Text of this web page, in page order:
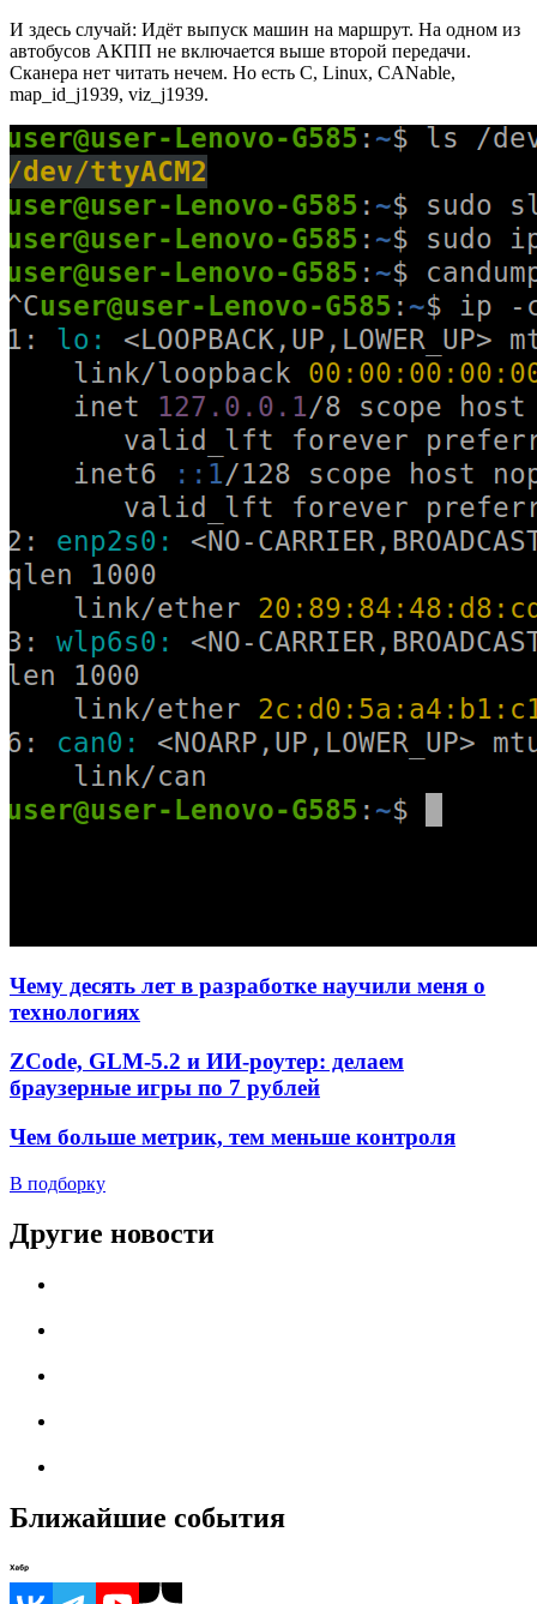
И здесь случай: Идёт выпуск машин на маршрут. На одном из
автобусов АКПП не включается выше второй передачи.
Сканера нет читать нечем. Но есть C, Linux, CANable,
map_id_j1939, viz_j1939.
Чему десять лет в разработке научили меня о
технологиях
ZCode, GLM-5.2 и ИИ-роутер: делаем
браузерные игры по 7 рублей
Чем больше метрик, тем меньше контроля
В подборку
Другие новости
Ближайшие события